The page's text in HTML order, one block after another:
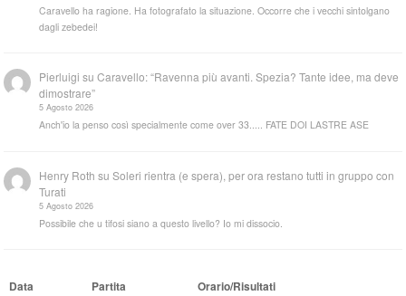
Caravello ha ragione. Ha fotografato la situazione. Occorre che i vecchi sintolgano
dagli zebedei!
Pierluigi suCaravello: “Ravenna più avanti. Spezia? Tante idee, ma deve
dimostrare”
5 Agosto 2026
Anch'io la penso così specialmente come over 33..... FATE DOI LASTRE ASE
Henry Roth suSoleri rientra (e spera), per ora restano tutti in gruppo con
Turati
5 Agosto 2026
Possibile che u tifosi siano a questo livello? Io mi dissocio.
Data Partita Orario/Risultati